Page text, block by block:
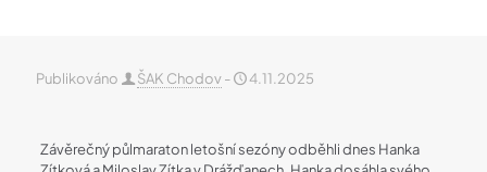
Publikováno ŠAK Chodov- 4.11.2025
Závěrečný půlmaraton letošní sezóny odběhli dnes Hanka